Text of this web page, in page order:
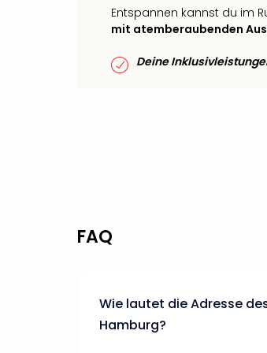
Entspannen kannst du im
mit atemberaubenden
Deine
FAQ
Wie lautet die Adresse
Hamburg?